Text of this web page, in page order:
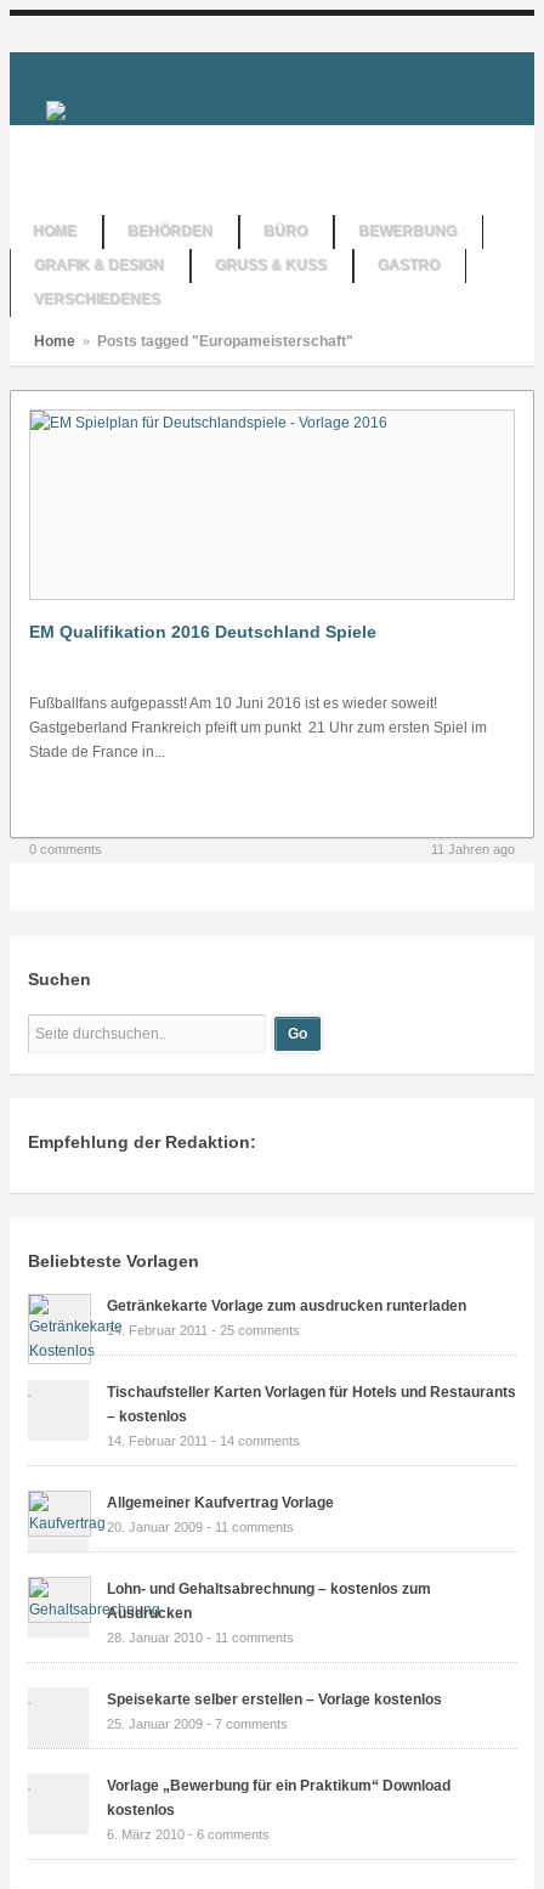
HOME BEHÖRDEN BÜRO
BEWERBUNG
GRAFIK & DESIGN
GRUSS & KUSS
GASTRO
VERSCHIEDENES
Home » Posts tagged "Europameisterschaft"
EM Qualifikation 2016 Deutschland Spiele
Fußballfans aufgepasst! Am 10 Juni 2016 ist es wieder soweit!
Gastgeberland Frankreich pfeift um punkt 21 Uhr zum ersten Spiel im
Stade de France in...
0 comments 11 Jahren ago
Suchen
Empfehlung der Redaktion:
Beliebteste Vorlagen
Getränkekarte Vorlage zum ausdrucken runterladen
14. Februar 2011 - 25 comments
Tischaufsteller Karten Vorlagen für Hotels und Restaurants
– kostenlos
14. Februar 2011 - 14 comments
Allgemeiner Kaufvertrag Vorlage
20. Januar 2009 - 11 comments
Lohn- und Gehaltsabrechnung – kostenlos zum
Ausdrucken
28. Januar 2010 - 11 comments
Speisekarte selber erstellen – Vorlage kostenlos
25. Januar 2009 - 7 comments
Vorlage „Bewerbung für ein Praktikum“ Download
kostenlos
6. März 2010 - 6 comments